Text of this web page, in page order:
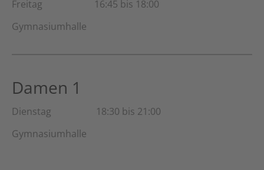
Freitag 16:45 bis 18:00
Gymnasiumhalle
Damen 1
Dienstag 18:30 bis 21:00
Gymnasiumhalle